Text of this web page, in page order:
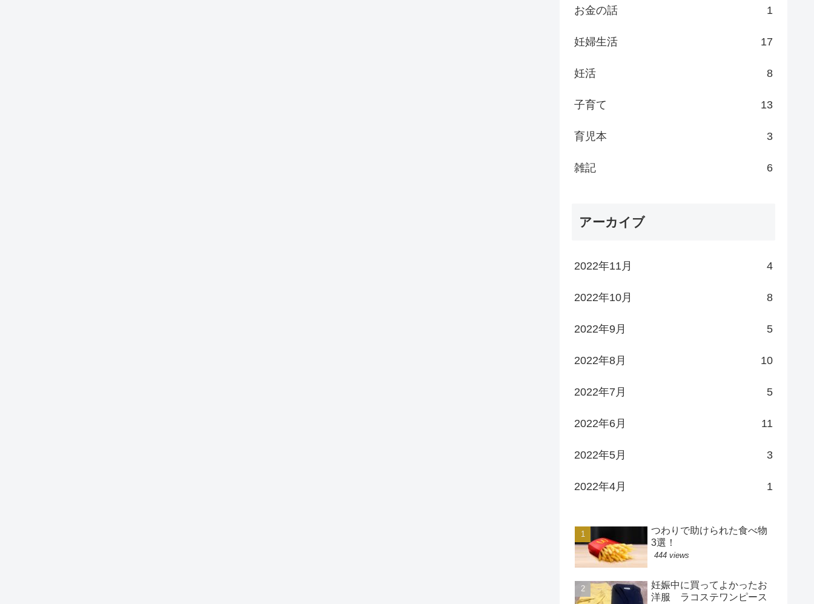
お金の話 1
妊婦生活 17
妊活 8
子育て 13
育児本 3
雑記 6
アーカイブ
2022年11月 4
2022年10月 8
2022年9月 5
2022年8月 10
2022年7月 5
2022年6月 11
2022年5月 3
2022年4月 1
つわりで助けられた食べ物
3選！
444 views
妊娠中に買ってよかったお
洋服 ラコステワンピース